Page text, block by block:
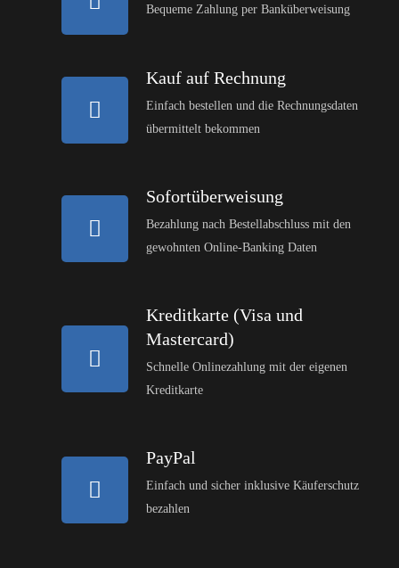
Bequeme Zahlung per Banküberweisung
Kauf auf Rechnung
Einfach bestellen und die Rechnungsdaten
übermittelt bekommen
Sofortüberweisung
Bezahlung nach Bestellabschluss mit den
gewohnten Online-Banking Daten
Kreditkarte (Visa und
Mastercard)
Schnelle Onlinezahlung mit der eigenen
Kreditkarte
PayPal
Einfach und sicher inklusive Käuferschutz
bezahlen